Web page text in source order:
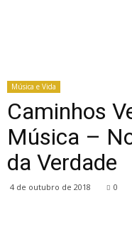
Música e Vida
Caminhos
Música –
da Verdade
4 de outubro de 2018 0